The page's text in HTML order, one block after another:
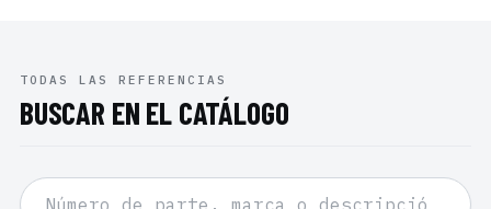
TODAS LAS REFERENCIAS
BUSCAR EN EL CATÁLOGO